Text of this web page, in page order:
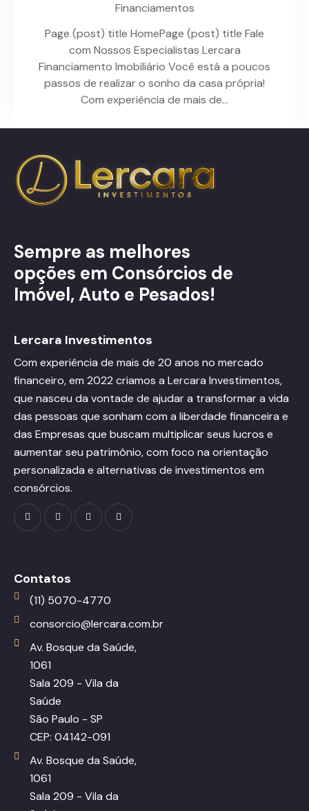
Financiamentos
Page (post) title HomePage (post) title Fale
com Nossos Especialistas Lercara
Financiamento Imobiliário Você está a poucos
passos de realizar o sonho da casa própria!
Com experiência de mais de…
Sempre as melhores
opções em Consórcios de
Imóvel, Auto e Pesados!
Lercara Investimentos
Com experiência de mais de 20 anos no mercado
financeiro, em 2022 criamos a Lercara Investimentos,
que nasceu da vontade de ajudar a transformar a vida
das pessoas que sonham com a liberdade financeira e
das Empresas que buscam multiplicar seus lucros e
aumentar seu patrimônio, com foco na orientação
personalizada e alternativas de investimentos em
consórcios.
Contatos
(11) 5070-4770
consorcio@lercara.com.br
Av. Bosque da Saúde,
1061
Sala 209 - Vila da
Saúde
São Paulo - SP
CEP: 04142-091
Av. Bosque da Saúde,
1061
Sala 209 - Vila da